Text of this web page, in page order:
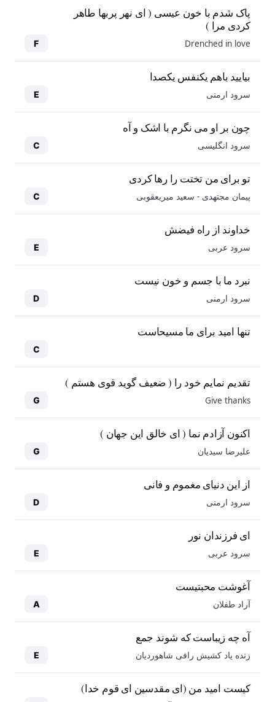
پاک شدم با خون عیسی ( ای نهر پربها طاهر
کردی مرا )
Drenched in love
F
بیایید باهم یکنفس یکصدا
سرود ارمنی E
چون بر او می نگرم با اشک و آه
سرود انگلیسی C
تو برای من تختت را رها کردی
پیمان مجتهدی - سعید میریعقوبی C
خداوند از راه فیضش
سرود عربی E
نبرد ما با جسم و خون نیست
سرود ارمنی D
تنها امید برای ما مسیحاست
C
تقدیم نمایم خود را ( ضعیف گوید قوی هستم )
Give thanks
G
اکنون آزادم نما ( ای خالق این جهان )
علیرضا سیدیان G
از این دنیای مغموم و فانی
سرود ارمنی D
ای فرزندان نور
سرود عربی E
آغوشت محبتیست
آراد طفلان A
آه چه زیباست که شوند جمع
زنده یاد کشیش رافی شاهوردیان E
کیست امید من (ای مقدسین ای قوم خدا)